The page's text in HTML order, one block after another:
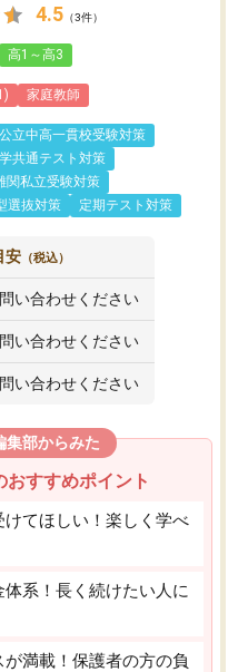
4.5 （3件）
高1～高3
家庭教師
立中高一貫校受験対策
共通テスト対策
関私立受験対策
選抜対策
定期テスト対策
安 （税込）
い合わせください
い合わせください
い合わせください
集部からみた
すすめポイント
けてほしい！楽しく学べ
系！長く続けたい人に
満載！保護者の方の負